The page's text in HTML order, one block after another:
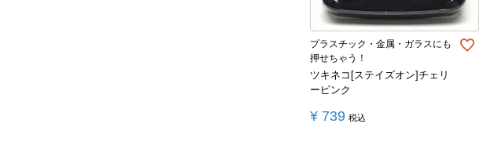
プラスチック・金属・ガラスにも
押せちゃう！
ツキネコ[ステイズオン]チェリ
ーピンク
¥ 739 税込